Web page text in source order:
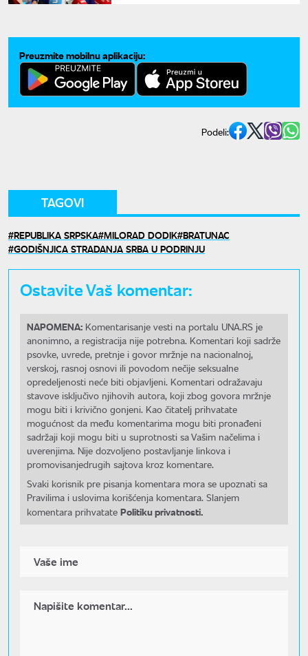
Preuzmite mobilnu aplikaciju:
Podeli:
TAGOVI
REPUBLIKA SRPSKA MILORAD DODIK BRATUNAC
GODIŠNJICA STRADANJA SRBA U PODRINJU
Ostavite Vaš komentar:
NAPOMENA: Komentarisanje vesti na portalu UNA.RS je
anonimno, a registracija nije potrebna. Komentari koji sadrže
psovke, uvrede, pretnje i govor mržnje na nacionalnoj,
verskoj, rasnoj osnovi ili povodom nečije seksualne
opredeljenosti neće biti objavljeni. Komentari odražavaju
stavove isključivo njihovih autora, koji zbog govora mržnje
mogu biti i krivično gonjeni. Kao čitatelj prihvatate
mogućnost da među komentarima mogu biti pronađeni
sadržaji koji mogu biti u suprotnosti sa Vašim načelima i
uverenjima. Nije dozvoljeno postavljanje linkova i
promovisanjedrugih sajtova kroz komentare.
Svaki korisnik pre pisanja komentara mora se upoznati sa
Pravilima i uslovima korišćenja komentara. Slanjem
komentara prihvatate Politiku privatnosti.